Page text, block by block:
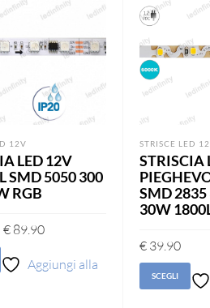
12V
LED 12V
SMD 5050 300
RGB
€89.90
Aggiungi alla
STRISCE LED
STRISCIA
SMD 2835
30W
€ 39.90
SCEGLI